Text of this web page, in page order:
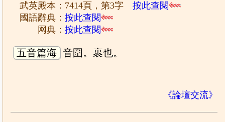
武英殿本：7414頁，第3字按此查閱
國語辭典：按此查閱
网典：按此查閱
五音篇海 音圍。裹也。
《論壇交流》